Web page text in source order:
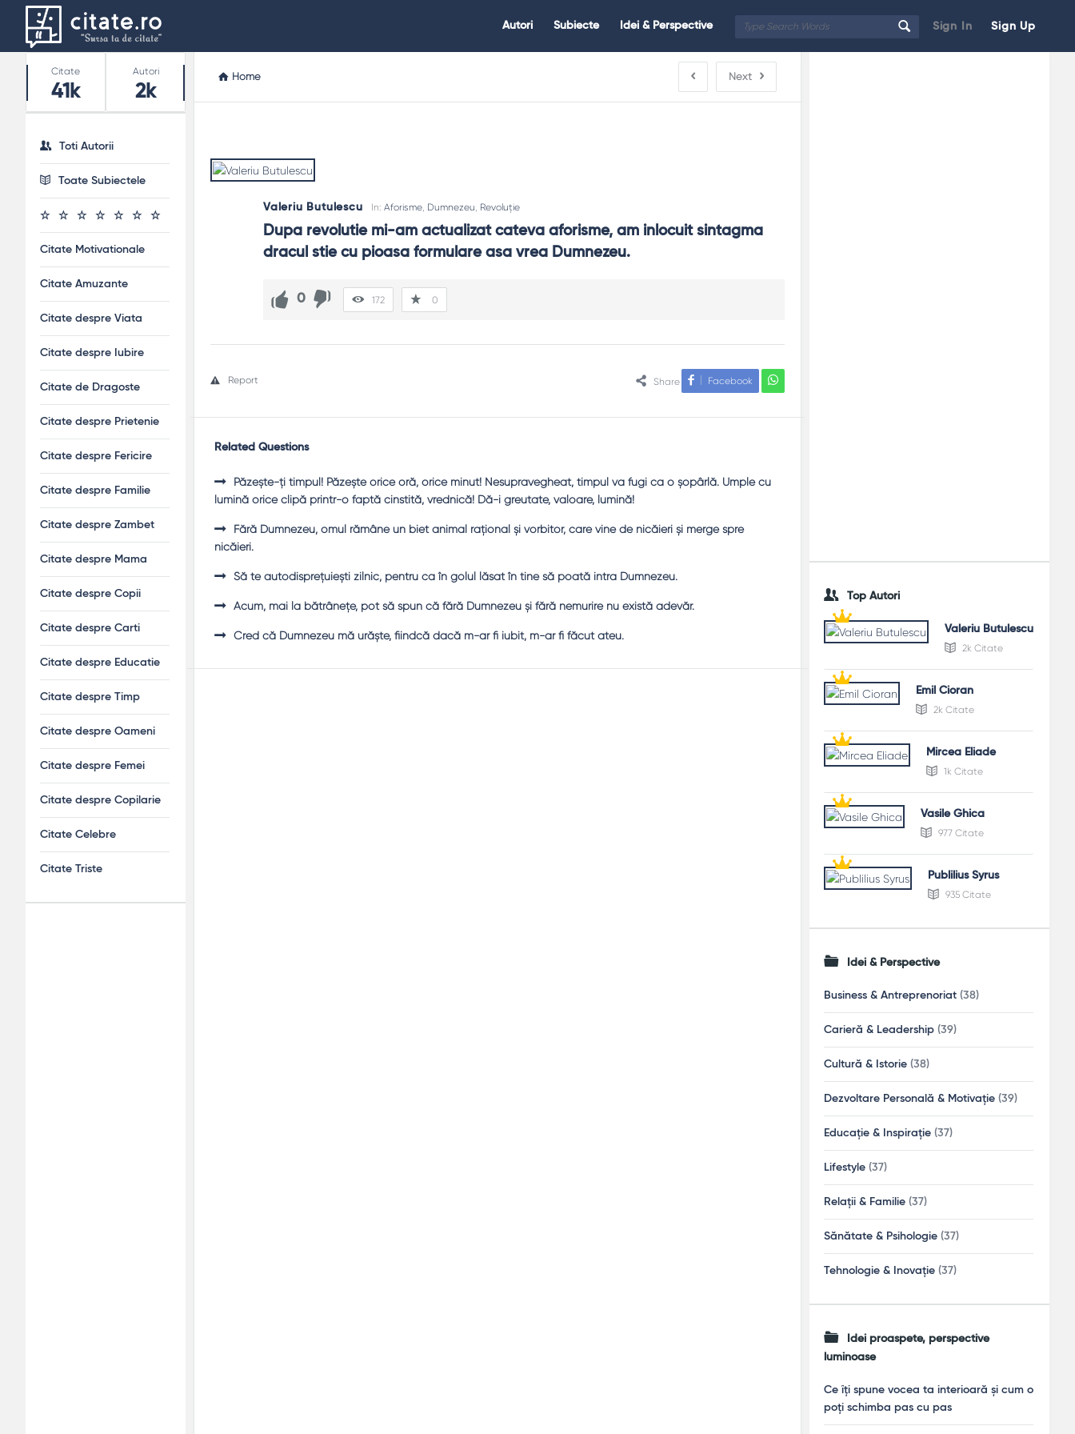
Sign In Sign Up
Citate.ro
Autori Subiecte Idei & Perspective
Home Next
Valeriu Butulescu In: Aforisme, Dumnezeu Revoluție
Dupa revolutie mi-am actualizat cateva aforisme, am inlocuit sintagma
dracul stie cu pioasa formulare asa vrea Dumnezeu.
0 172 0
Share Facebook
Report
Related Questions
Păzeşte-ţi timpul! Păzeşte orice oră, orice minut! Nesupravegheat, timpul va fugi ca o şopârlă. Umple cu
lumină orice clipă printr-o faptă cinstită, vrednică! Dă-i greutate, valoare, lumină!
Fără Dumnezeu, omul rămâne un biet animal raţional şi vorbitor, care vine de nicăieri şi merge spre
nicăieri.
Să te autodispreţuieşti zilnic, pentru ca în golul lăsat în tine să poată intra Dumnezeu.
Acum, mai la bătrâneţe, pot să spun că fără Dumnezeu şi fără nemurire nu există adevăr.
Cred că Dumnezeu mă urăşte, fiindcă dacă m-ar fi iubit, m-ar fi făcut ateu.
Top Autori
Valeriu Butulescu
2k Citate
Emil Cioran
2k Citate
Mircea Eliade
1k Citate
Vasile Ghica
977 Citate
Publilius Syrus
935 Citate
Idei & Perspective
Business & Antreprenoriat (38)
Carieră & Leadership (39)
Cultură & Istorie (38)
Dezvoltare Personală & Motivație (39)
Educație & Inspirație (37)
Lifestyle (37)
Relații & Familie (37)
Sănătate & Psihologie (37)
Tehnologie & Inovație (37)
Idei proaspete, perspective
luminoase
Ce îți spune vocea ta interioară și cum o
poți schimba pas cu pas
Stats
Citate
41k
Autori
2k
Toti Autorii
Toate Subiectele
Citate Motivationale
Citate Amuzante
Citate despre Viata
Citate despre Iubire
Citate de Dragoste
Citate despre Prietenie
Citate despre Fericire
Citate despre Familie
Citate despre Zambet
Citate despre Mama
Citate despre Copii
Citate despre Carti
Citate despre Educatie
Citate despre Timp
Citate despre Oameni
Citate despre Femei
Citate despre Copilarie
Citate Celebre
Citate Triste